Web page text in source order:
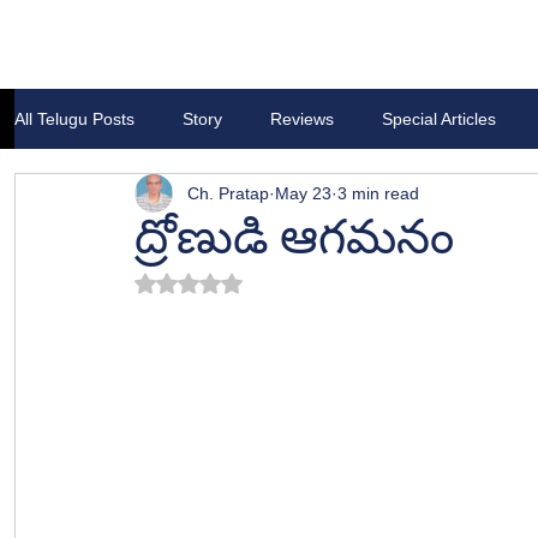
All Telugu Posts Story Reviews Special Articles
ద్రోణుడి ఆగమనం
Ch. Pratap May 23 3 min read
Rated NaN out of 5 stars.